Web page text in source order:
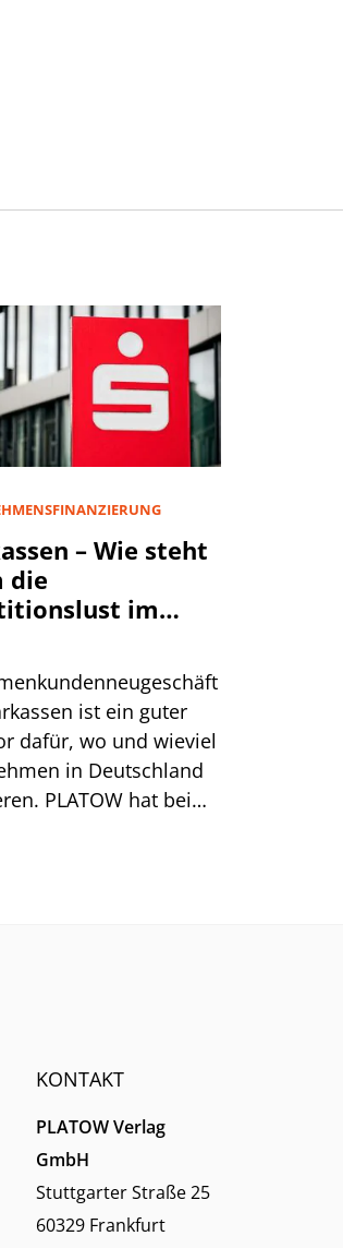
– Wie steht
die
im
ist ein guter
dafür, wo und wieviel
in Deutschland
PLATOW hat bei
KONTAKT
PLATOW Verlag
GmbH
Stuttgarter Straße 25
60329 Frankfurt